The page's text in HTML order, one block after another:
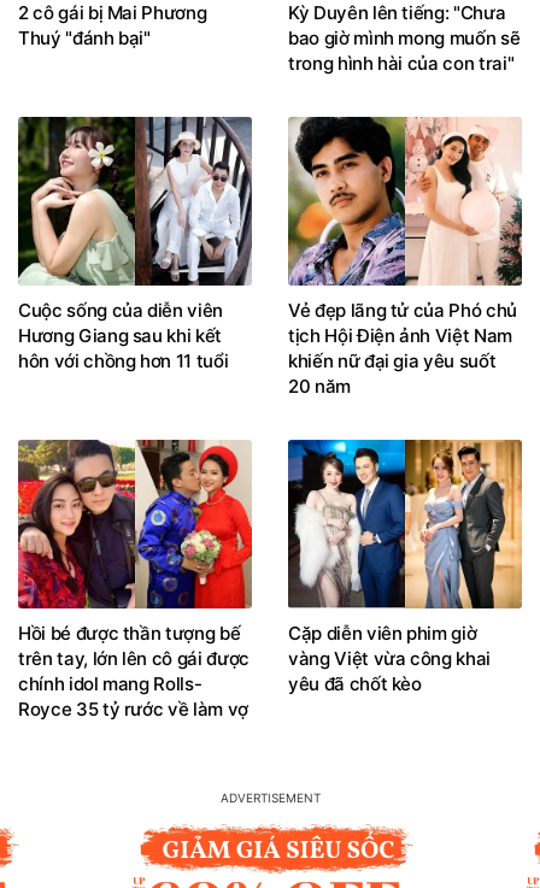
2 cô gái bị Mai Phương
Thuý "đánh bại"
Kỳ Duyên lên tiếng: "Chưa
bao giờ mình mong muốn sẽ
trong hình hài của con trai"
Cuộc sống của diễn viên
Hương Giang sau khi kết
hôn với chồng hơn 11 tuổi
Vẻ đẹp lãng tử của Phó chủ
tịch Hội Điện ảnh Việt Nam
khiến nữ đại gia yêu suốt
20 năm
Hồi bé được thần tượng bế
trên tay, lớn lên cô gái được
chính idol mang Rolls-
Royce 35 tỷ rước về làm vợ
Cặp diễn viên phim giờ
vàng Việt vừa công khai
yêu đã chốt kèo